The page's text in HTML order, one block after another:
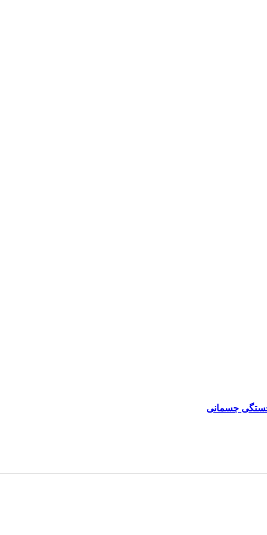
خستگی جسمانی